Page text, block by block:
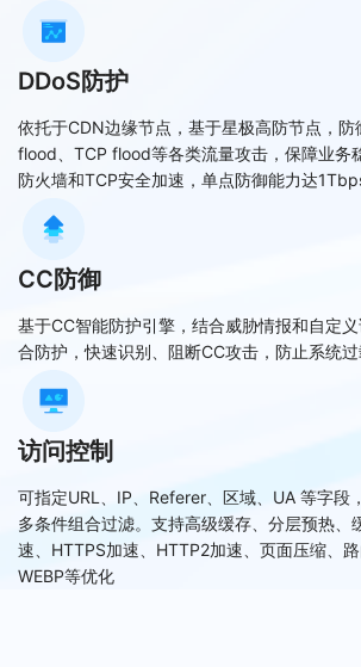
DDoS防护
依托于CDN边缘节点，基于星极高防节点，
flood、TCP flood等各类流量攻击，保障业务
防火墙和TCP安全加速，单点防御能力达
CC防御
基于CC智能防护引擎，结合威胁情报和自定
合防护，快速识别、阻断CC攻击，防止系统过
访问控制
可指定URL、IP、Referer、区域、UA 等字段
多条件组合过滤。支持高级缓存、分层预热、
速、HTTPS加速、HTTP2加速、页面压缩、路
WEBP等优化